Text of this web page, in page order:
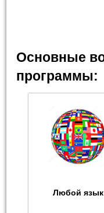
Основные
программы:
Любой язык